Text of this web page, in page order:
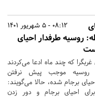
08:12 - 5 شهریور 1401
روسیه طرفدار احیای
که چند ماه ادعا می‌کردند
روسیه موجب پیش نرفتن
برجام شده، حالا می‌گویند:
احیای برجام و دور زدن